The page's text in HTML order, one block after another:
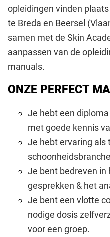
opleidingen vinden
te Breda en Beersel
samen met de Skin
aanpassen van de
manuals.
ONZE PERFECT
Je hebt een
met goede kennis
Je hebt ervaring als
Je bent bedreven in
gesprekken & het
Je bent een vlotte
nodige dosis
voor een groep.